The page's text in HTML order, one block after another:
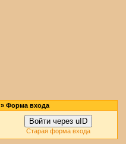
» Форма входа
Войти через uID
Старая форма входа